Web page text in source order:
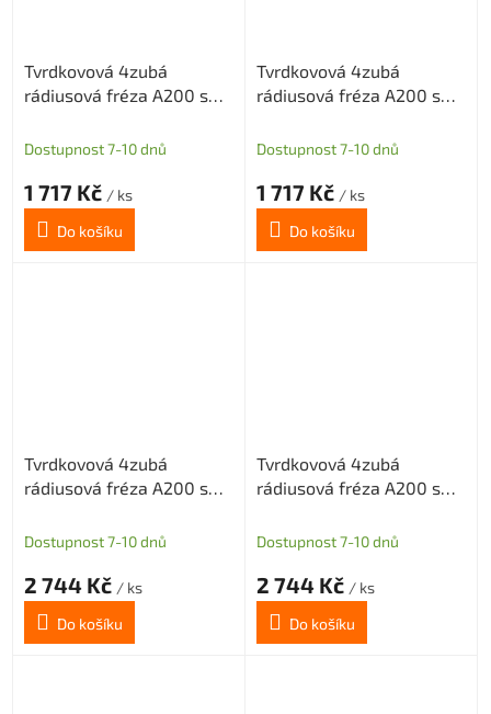
Tvrdkovová 4zubá
rádiusová fréza A200 s
pro grafit průměr 6 R0,5
Dostupnost 7-10 dnů
1 717 Kč / ks
Do košíku
Tvrdkovová 4zubá
rádiusová fréza A200 s
pro grafit průměr 6 R1
Dostupnost 7-10 dnů
1 717 Kč / ks
Do košíku
Tvrdkovová 4zubá
rádiusová fréza A200 s
pro grafit průměr 8 R0,5
Dostupnost 7-10 dnů
2 744 Kč / ks
Do košíku
Tvrdkovová 4zubá
rádiusová fréza A200 s
pro grafit průměr 8 R1
Dostupnost 7-10 dnů
2 744 Kč / ks
Do košíku